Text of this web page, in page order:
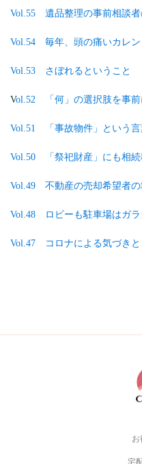
Vol.55 遺品整理の事前相談者
Vol.54 毎年、頭の痛いカレン
Vol.53 さぼれるということ
Vol.52 「何」の選択肢を事前
Vol.51 「事故物件」という
Vol.50 「祭祀財産」にも相続
Vol.49 不動産の売却希望者の
Vol.48 ロビーも駐車場はガラ
Vol.47 コロナによる気づきと
宅